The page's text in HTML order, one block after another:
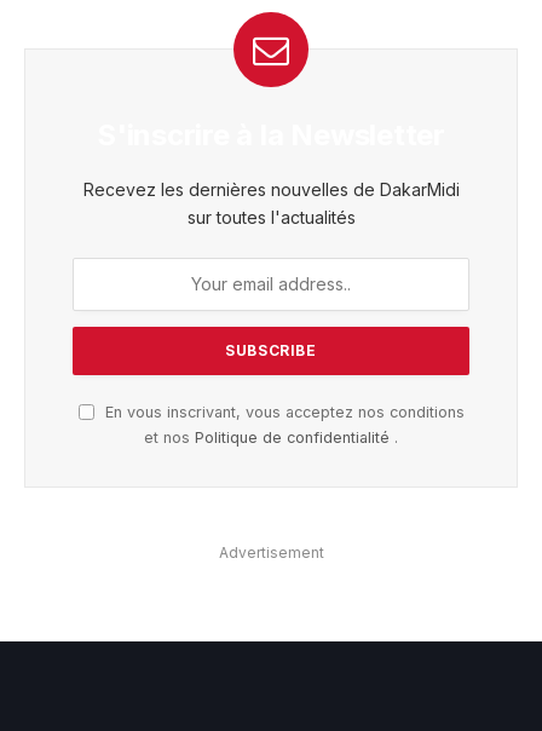
Recevez les dernières nouvelles de DakarMidi
sur toutes l'actualités
En vous inscrivant, vous acceptez nos conditions
et nos Politique de confidentialité .
Advertisement